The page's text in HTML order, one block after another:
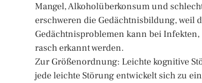
Mangel, Alkoholüberkonsum und
erschweren die Gedächtnisbildung, weil
Gedächtnisproblemen kann bei
rasch erkannt werden.
Zur Größenordnung: Leichte kognitive
jede leichte Störung entwickelt sich zu